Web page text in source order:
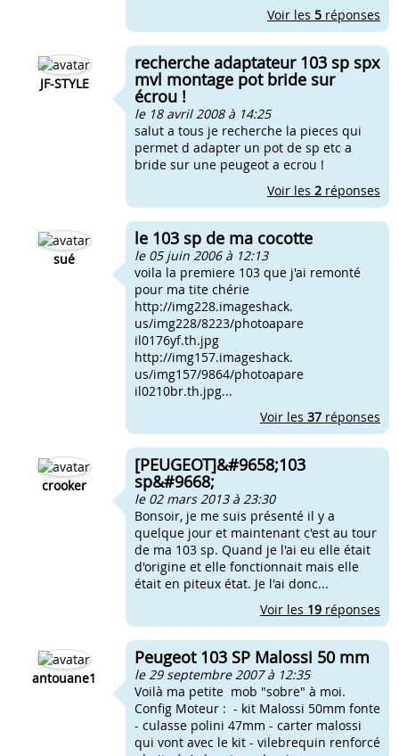
Voir les 5 réponses
JF-STYLE
recherche adaptateur 103 sp spx
mvl montage pot bride sur
écrou !
le 18 avril 2008 à 14:25
salut a tous je recherche la pieces qui
permet d adapter un pot de sp etc a
bride sur une peugeot a ecrou !
Voir les 2 réponses
sué
le 103 sp de ma cocotte
le 05 juin 2006 à 12:13
voila la premiere 103 que j'ai remonté
pour ma tite chérie
http://img228.imageshack.
us/img228/8223/photoapare
il0176yf.th.jpg
http://img157.imageshack.
us/img157/9864/photoapare
il0210br.th.jpg...
Voir les 37 réponses
crooker
[PEUGEOT]&#9658;103
sp&#9668;
le 02 mars 2013 à 23:30
Bonsoir, je me suis présenté il y a
quelque jour et maintenant c'est au tour
de ma 103 sp. Quand je l'ai eu elle était
d'origine et elle fonctionnait mais elle
était en piteux état. Je l'ai donc...
Voir les 19 réponses
antouane1
Peugeot 103 SP Malossi 50 mm
le 29 septembre 2007 à 12:35
Voilà ma petite mob "sobre" à moi.
Config Moteur : - kit Malossi 50mm fonte
- culasse polini 47mm - carter malossi
qui vont avec le kit - vilebrequin renforcé